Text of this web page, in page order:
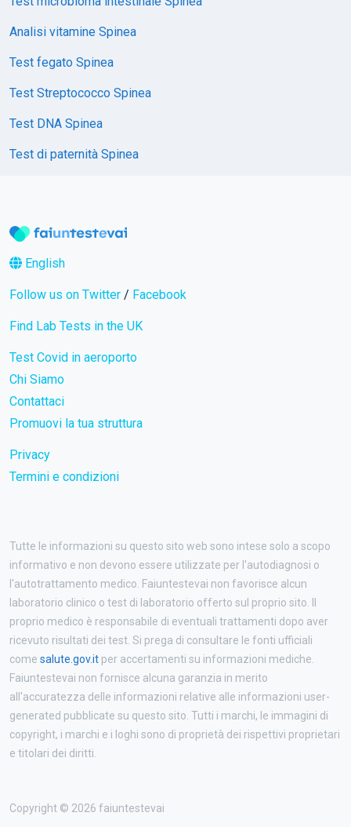
Analisi vitamine Spinea
Test fegato Spinea
Test Streptococco Spinea
Test DNA Spinea
Test di paternità Spinea
English
Follow us on Twitter / Facebook
Find Lab Tests in the UK
Test Covid in aeroporto
Chi Siamo
Contattaci
Promuovi la tua struttura
Privacy
Termini e condizioni
Tutte le informazioni su questo sito web sono intese solo a scopo
informativo e non devono essere utilizzate per l'autodiagnosi o
l'autotrattamento medico. Faiuntestevai non favorisce alcun
laboratorio clinico o test di laboratorio offerto sul proprio sito. Il
proprio medico è responsabile di eventuali trattamenti dopo aver
ricevuto risultati dei test. Si prega di consultare le fonti ufficiali
come salute.gov.it per accertamenti su informazioni mediche.
Faiuntestevai non fornisce alcuna garanzia in merito
all'accuratezza delle informazioni relative alle informazioni user-
generated pubblicate su questo sito. Tutti i marchi, le immagini di
copyright, i marchi e i loghi sono di proprietà dei rispettivi proprietari
e titolari dei diritti.
Copyright © 2026 faiuntestevai